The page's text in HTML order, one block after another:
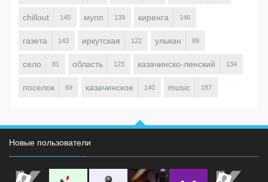
chillout 145 мупп 139 киренга 146
газета 143 иркутская 122 улькан 89
село 81 область 123 казачинско-ленский 134
поселок 69 казачинское 140 music 187
Новые пользователи